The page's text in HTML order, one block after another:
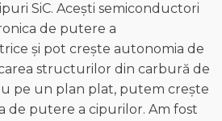
SiC. Acești semiconductori
de putere a
și pot crește autonomia de
structurilor din carbură de
pe un plan plat, putem crește
de putere a cipurilor. Am fost